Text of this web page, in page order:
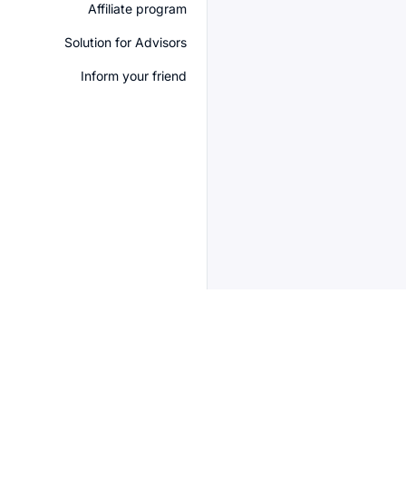
Affiliate program
Solution for Advisors
Inform your friend